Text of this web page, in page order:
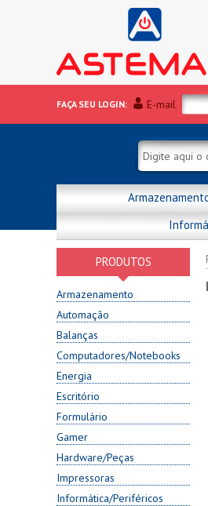
FAÇA SEU LOGIN: E-mail
PRODUTOS
Armazenamento
Automação
Balanças
Computadores/Notebooks
Energia
Escritório
Formulário
Gamer
Hardware/Peças
Impressoras
Informática/Periféricos